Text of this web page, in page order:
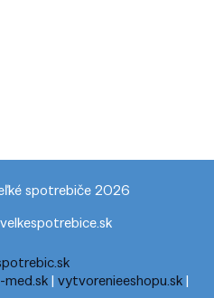
spotrebiče 2026
med.sk| vytvorenieeshopu.sk|